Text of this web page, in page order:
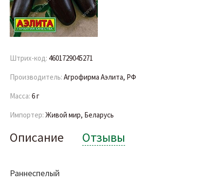
Штрих-код: 4601729045271
Производитель: Агрофирма Аэлита, РФ
Масса: 6 г
Импортер: Живой мир, Беларусь
Описание Отзывы
Раннеспелый